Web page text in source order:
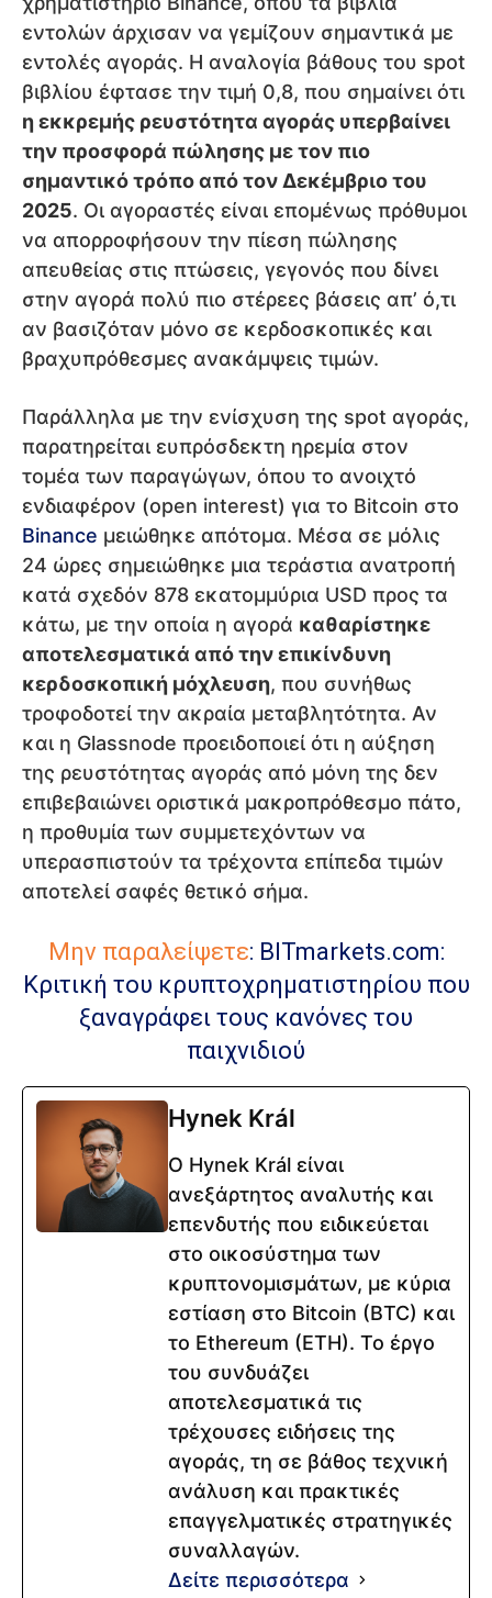
εντολών άρχισαν να γεμίζουν σημαντικά με
εντολές αγοράς. Η αναλογία βάθους του spot
βιβλίου έφτασε την τιμή 0,8, που σημαίνει ότι
η εκκρεμής ρευστότητα αγοράς υπερβαίνει
την προσφορά πώλησης με τον πιο
σημαντικό τρόπο από τον Δεκέμβριο του
2025. Οι αγοραστές είναι επομένως πρόθυμοι
να απορροφήσουν την πίεση πώλησης
απευθείας στις πτώσεις, γεγονός που δίνει
στην αγορά πολύ πιο στέρεες βάσεις απ’ ό,τι
αν βασιζόταν μόνο σε κερδοσκοπικές και
βραχυπρόθεσμες ανακάμψεις τιμών.
Παράλληλα με την ενίσχυση της spot αγοράς,
παρατηρείται ευπρόσδεκτη ηρεμία στον
τομέα των παραγώγων, όπου το ανοιχτό
ενδιαφέρον (open interest) για το Bitcoin στο
Binance μειώθηκε απότομα. Μέσα σε μόλις
24 ώρες σημειώθηκε μια τεράστια ανατροπή
κατά σχεδόν 878 εκατομμύρια USD προς τα
κάτω, με την οποία η αγορά καθαρίστηκε
αποτελεσματικά από την επικίνδυνη
κερδοσκοπική μόχλευση, που συνήθως
τροφοδοτεί την ακραία μεταβλητότητα. Αν
και η Glassnode προειδοποιεί ότι η αύξηση
της ρευστότητας αγοράς από μόνη της δεν
επιβεβαιώνει οριστικά μακροπρόθεσμο πάτο,
η προθυμία των συμμετεχόντων να
υπερασπιστούν τα τρέχοντα επίπεδα τιμών
αποτελεί σαφές θετικό σήμα.
Μην παραλείψετε: BITmarkets.com:
Κριτική του κρυπτοχρηματιστηρίου που
ξαναγράφει τους κανόνες του
παιχνιδιού
Hynek Král
Ο Hynek Král είναι
ανεξάρτητος αναλυτής και
επενδυτής που ειδικεύεται
στο οικοσύστημα των
κρυπτονομισμάτων, με κύρια
εστίαση στο Bitcoin (BTC) και
το Ethereum (ETH). Το έργο
του συνδυάζει
αποτελεσματικά τις
τρέχουσες ειδήσεις της
αγοράς, τη σε βάθος τεχνική
ανάλυση και πρακτικές
επαγγελματικές στρατηγικές
συναλλαγών.
Δείτε περισσότερα